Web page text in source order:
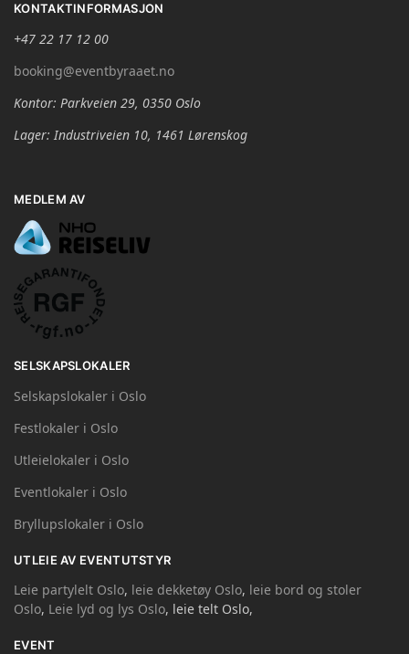
KONTAKTINFORMASJON
+47 22 17 12 00
booking@eventbyraaet.no
Kontor: Parkveien 29, 0350 Oslo
Lager: Industriveien 10, 1461 Lørenskog
MEDLEM AV
SELSKAPSLOKALER
Selskapslokaler i Oslo
Festlokaler i Oslo
Utleielokaler i Oslo
Eventlokaler i Oslo
Bryllupslokaler i Oslo
UTLEIE AV EVENTUTSTYR
Leie partylelt Oslo, leie dekketøy Oslo, leie bord og stoler
Oslo, Leie lyd og lys Oslo, leie telt Oslo,
EVENT